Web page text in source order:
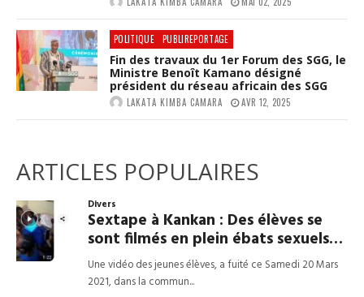
POLITIQUE PUBLIREPORTAGE
Fin des travaux du 1er Forum des SGG, le
Ministre Benoît Kamano désigné
président du réseau africain des SGG
LAKATA KIMBA CAMARA AVR 12, 2025
ARTICLES POPULAIRES